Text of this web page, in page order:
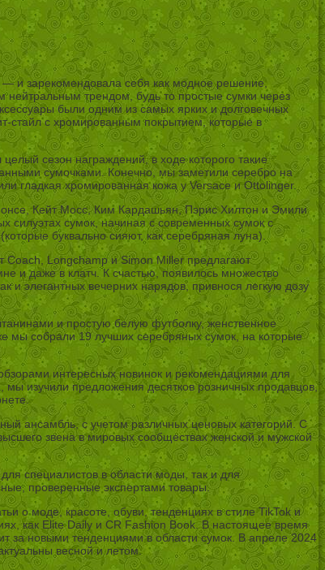
и зарекомендовала себя как модное решение,
трендом, будь то простые сумки через
были одним из самых ярких и долговечных
стайл с хромированным покрытием, которые в
сезон награждений, в ходе которого такие
сумочками. Конечно, мы заметили серебро на
гладкая хромированная кожа у Versace и Ottolinger.
Кейт Мосс, Ким Кардашьян, Пэрис Хилтон и Эмили
силуэтах сумок, начиная с современных сумок с
буквально сияют, как серебряная луна).
Coach, Longchamp и Simon Miller предлагают
и даже в клатч. К счастью, появилось множество
и элегантных вечерних нарядов, привнося легкую дозу
и простую белую футболку, женственное
мы собрали 19 лучших серебряных сумок, на которые
интересных новинок и рекомендациями для
изучили предложения десятков розничных продавцов,
ансамбль, с учетом различных ценовых категорий. С
звена в мировых сообществах женской и мужской
специалистов в области моды, так и для
проверенные экспертами товары.
о моде, красоте, обуви, тенденциях в стиле TikTok и
как Elite Daily и CR Fashion Book. В настоящее время
за новыми тенденциями в области сумок. В апреле 2024
весной и летом.